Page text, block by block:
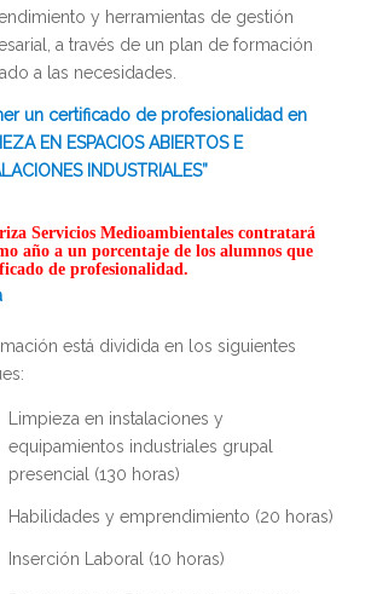
y herramientas de gestión
a través de un plan de formación
a las necesidades.
un certificado de profesionalidad en
EN ESPACIOS ABIERTOS E
INDUSTRIALES”
Servicios Medioambientales contratará
año a un porcentaje de los alumnos que
de profesionalidad.
está dividida en los siguientes
Limpieza en instalaciones y
equipamientos industriales grupal
presencial (130 horas)
Habilidades y emprendimiento (20 horas)
Inserción Laboral (10 horas)